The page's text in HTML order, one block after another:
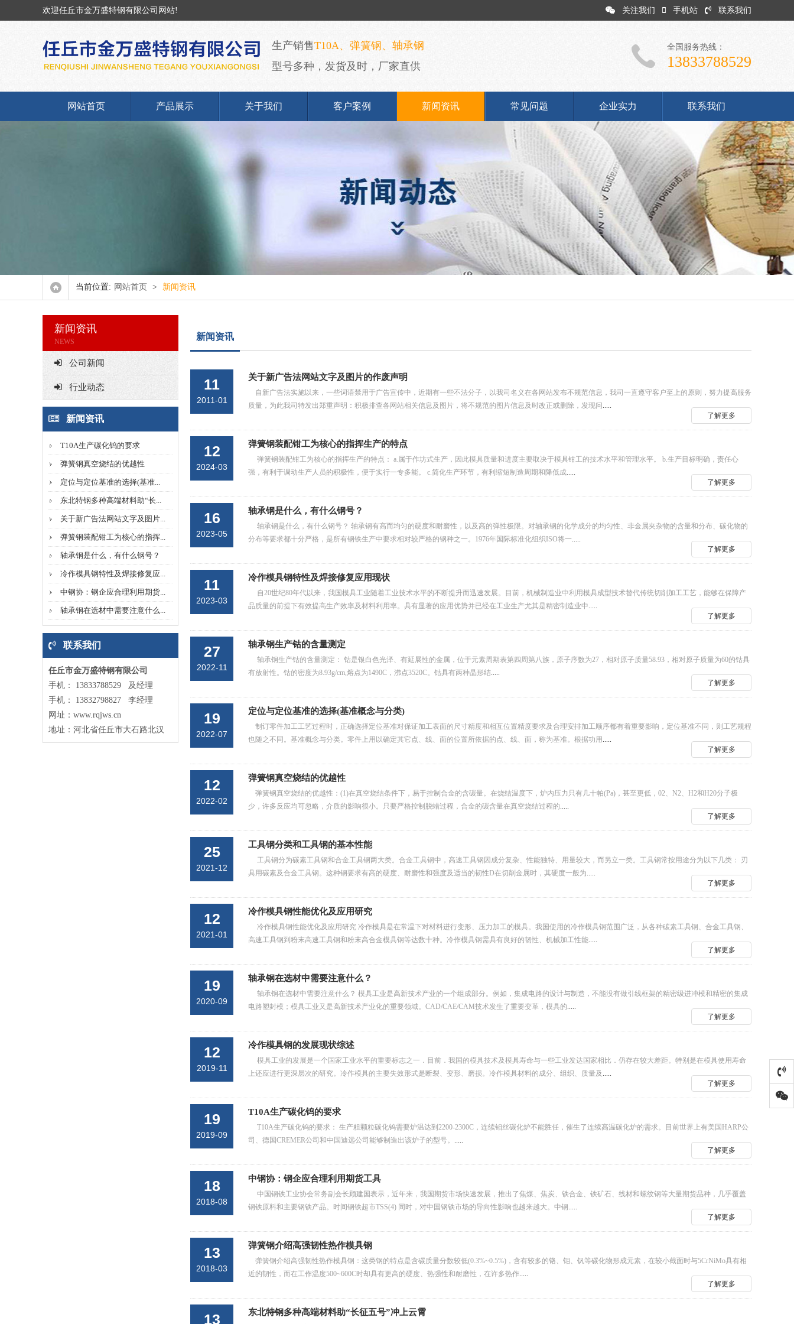
欢迎任丘市金万盛特钢有限公司网站! 关注我们 手机站 联系我们
生产销售T10A、弹簧钢、轴承钢
型号多种，发货及时，厂家直供
全国服务热线：
13833788529
网站首页 产品展示
抽油杆、30CrmoA
20CrmnTi圆钢
关于我们
联系我们
客户案例 新闻资讯
公司新闻
行业动态
常见问题 企业实力 联系我们
当前位置: 网站首页 > 新闻资讯
新闻资讯
NEWS
公司新闻
行业动态
新闻资讯
T10A生产碳化钨的要求
弹簧钢真空烧结的优越性
定位与定位基准的选择(基准...
东北特钢多种高端材料助“长...
关于新广告法网站文字及图片...
弹簧钢装配钳工为核心的指挥...
轴承钢是什么，有什么钢号？
冷作模具钢特性及焊接修复应...
中钢协：钢企应合理利用期货...
轴承钢在选材中需要注意什么...
联系我们
任丘市金万盛特钢有限公司
手机：
13833788529 及经理
手机：
13832798827 李经理
网址：www.rqjws.cn
地址：河北省任丘市大石路北汉
新闻资讯
11
2011-01
关于新广告法网站文字及图片的作废声明
自新广告法实施以来，一些词语禁用于广告宣传中，近期有一些不法分子，以我司名义在各网站发布不规范信息，我司一直遵守客户至上的原则，努力提高服务
质量，为此我司特发出郑重声明：积极排查各网站相关信息及图片，将不规范的图片信息及时改正或删除，发现问 .....
了解更多
12
2024-03
弹簧钢装配钳工为核心的指挥生产的特点
弹簧钢装配钳工为核心的指挥生产的特点： a.属于作坊式生产，因此模具质量和进度主要取决于模具钳工的技术水平和管理水平。 b.生产目标明确，责任心
强，有利于调动生产人员的积极性，便于实行一专多能。 c.简化生产环节，有利缩短制造周期和降低成.....
了解更多
16
2023-05
轴承钢是什么，有什么钢号？
轴承钢是什么，有什么钢号？ 轴承钢有高而均匀的硬度和耐磨性，以及高的弹性极限。对轴承钢的化学成分的均匀性、非金属夹杂物的含量和分布、碳化物的
分布等要求都十分严格，是所有钢铁生产中要求相对较严格的钢种之一。1976年国际标准化组织ISO将一.....
了解更多
11
2023-03
冷作模具钢特性及焊接修复应用现状
自20世纪80年代以来，我国模具工业随着工业技术水平的不断提升而迅速发展。目前，机械制造业中利用模具成型技术替代传统切削加工工艺，能够在保障产
品质量的前提下有效提高生产效率及材料利用率。具有显著的应用优势并已经在工业生产尤其是精密制造业中.....
了解更多
27
2022-11
轴承钢生产钴的含量测定
轴承钢生产钴的含量测定： 钴是银白色光泽、有延展性的金属，位于元素周期表第四周第八族，原子序数为27，相对原子质量58.93，相对原子质量为60的钴具
有放射性。钴的密度为8.93g/cm,熔点为1490C，沸点3520C。钴具有两种晶形结.....
了解更多
19
2022-07
定位与定位基准的选择(基准概念与分类)
制订零件加工工艺过程时，正确选择定位基准对保证加工表面的尺寸精度和相互位置精度要求及合理安排加工顺序都有着重要影响，定位基准不同，则工艺规程
也随之不同。基准概念与分类。零件上用以确定其它点、线、面的位置所依据的点、线、面，称为基准。根据功用 .....
了解更多
12
2022-02
弹簧钢真空烧结的优越性
弹簧钢真空烧结的优越性：(1)在真空烧结条件下，易于控制合金的含碳量。在烧结温度下，炉内压力只有几十帕(Pa)，甚至更低，02、N2、H2和H20分子极
少，许多反应均可忽略，介质的影响很小。只要严格控制脱蜡过程，合金的碳含量在真空烧结过程的.....
了解更多
25
2021-12
工具钢分类和工具钢的基本性能
工具钢分为碳素工具钢和合金工具钢两大类。合金工具钢中，高速工具钢因成分复杂、性能独特、用量较大，而另立一类。工具钢常按用途分为以下几类： 刃
具用碳素及合金工具钢。这种钢要求有高的硬度、耐磨性和强度及适当的韧性D在切削金属时，其硬度一般为.....
了解更多
12
2021-01
冷作模具钢性能优化及应用研究
冷作模具钢性能优化及应用研究 冷作模具是在常温下对材料进行变形、压力加工的模具。我国使用的冷作模具钢范围广泛，从各种碳素工具钢、合金工具钢、
高速工具钢到粉末高速工具钢和粉末高合金模具钢等达数十种。冷作模具钢需具有良好的韧性、机械加工性能.....
了解更多
19
2020-09
轴承钢在选材中需要注意什么？
轴承钢在选材中需要注意什么？ 模具工业是高新技术产业的一个组成部分。例如，集成电路的设计与制造，不能没有做引线框架的精密级进冲模和精密的集成
电路塑封模；模具工业又是高新技术产业化的重要领域。CAD/CAE/CAM技术发生了重要变革，模具的.....
了解更多
12
2019-11
冷作模具钢的发展现状综述
模具工业的发展是一个国家工业水平的重要标志之一．目前．我国的模具技术及模具寿命与一些工业发达国家相比．仍存在较大差距。特别是在模具使用寿命
上还应进行更深层次的研究。冷作模具的主要失效形式是断裂、变形、磨损。冷作模具材料的成分、组织、质量及 .....
了解更多
19
2019-09
T10A生产碳化钨的要求
T10A生产碳化钨的要求： 生产粗颗粒碳化钨需要炉温达到2200-2300C，连续钼丝碳化炉不能胜任，催生了连续高温碳化炉的需求。目前世界上有美国HARP公
司、德国CREMER公司和中国迪远公司能够制造出该炉子的型号。 .....
了解更多
18
2018-08
中钢协：钢企应合理利用期货工具
中国钢铁工业协会常务副会长顾建国表示，近年来，我国期货市场快速发展，推出了焦煤、焦炭、铁合金、铁矿石、线材和螺纹钢等大量期货品种，几乎覆盖
钢铁原料和主要钢铁产品。时间钢铁超市TSS(4) 同时，对中国钢铁市场的导向性影响也越来越大。中钢 .....
了解更多
13
2018-03
弹簧钢介绍高强韧性热作模具钢
弹簧钢介绍高强韧性热作模具钢：这类钢的特点是含碳质量分数较低(0.3%~0.5%)，含有较多的铬、钼、钒等碳化物形成元素，在较小截面时与5CrNiMo具有相
近的韧性，而在工作温度500~600C时却具有更高的硬度、热强性和耐磨性，在许多热作.....
了解更多
13 东北特钢多种高端材料助“长征五号”冲上云霄